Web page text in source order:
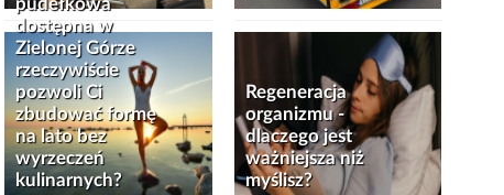
pudełkowa
dostępna w
Zielonej Górze
rzeczywiście
pozwoli Ci
zbudować formę
na lato bez
wyrzeczeń
kulinarnych?
Regeneracja
organizmu -
dlaczego jest
ważniejsza niż
myślisz?